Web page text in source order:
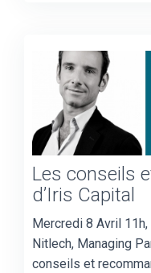
Les conseils
d’Iris Capital
Mercredi 8 Avril
Nitlech, Managing
conseils et